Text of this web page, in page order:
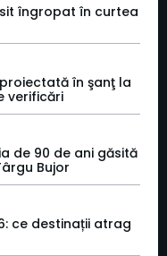
îngropat în curtea
în şanţ la
verificări
de 90 de ani găsită
Bujor
ce destinații atrag